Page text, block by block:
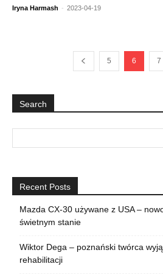
Iryna Harmash - 2023-04-19
5 6 7
Search
Recent Posts
Mazda CX-30 używane z USA –
świetnym stanie
Wiktor Dega – poznański twórca
rehabilitacji